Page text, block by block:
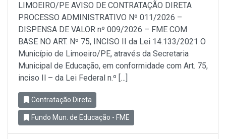
LIMOEIRO/PE AVISO DE CONTRATAÇÃO DIRETA
PROCESSO ADMINISTRATIVO Nº 011/2026 –
DISPENSA DE VALOR nº 009/2026 – FME COM
BASE NO ART. Nº 75, INCISO II da Lei 14.133/2021 O
Município de Limoeiro/PE, através da Secretaria
Municipal de Educação, em conformidade com Art. 75,
inciso Il – da Lei Federal n.º […]
Contratação Direta
Fundo Mun. de Educação - FME